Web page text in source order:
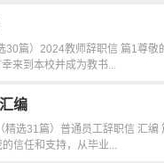
30篇）2024教师辞职信 篇1尊敬
来到本校并成为教书...
编
选31篇）普通员工辞职信 汇编
信任和支持，从毕业...